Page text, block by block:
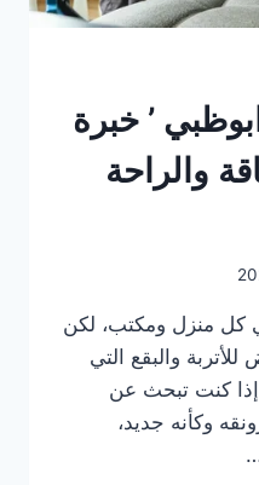
’ خبرة
والراحة
كل منزل ومكتب، لكن
والبقع التي
كنت تبحث عن
وكأنه جديد،